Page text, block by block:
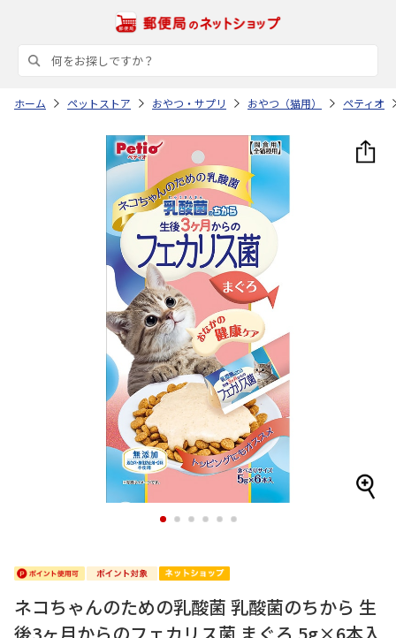
ホーム ペットストア おやつ・サプリ おやつ（猫用） ペティオ
1 2 3 4 5 6
ネコちゃんのための乳酸菌 乳酸菌のちから 生